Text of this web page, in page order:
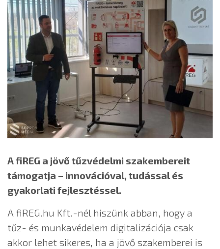
A fiREG a jövő tűzvédelmi szakembereit
támogatja – innovációval, tudással és
gyakorlati fejlesztéssel.
A fiREG.hu Kft.-nél hiszünk abban, hogy a
tűz- és munkavédelem digitalizációja csak
akkor lehet sikeres, ha a jövő szakemberei is